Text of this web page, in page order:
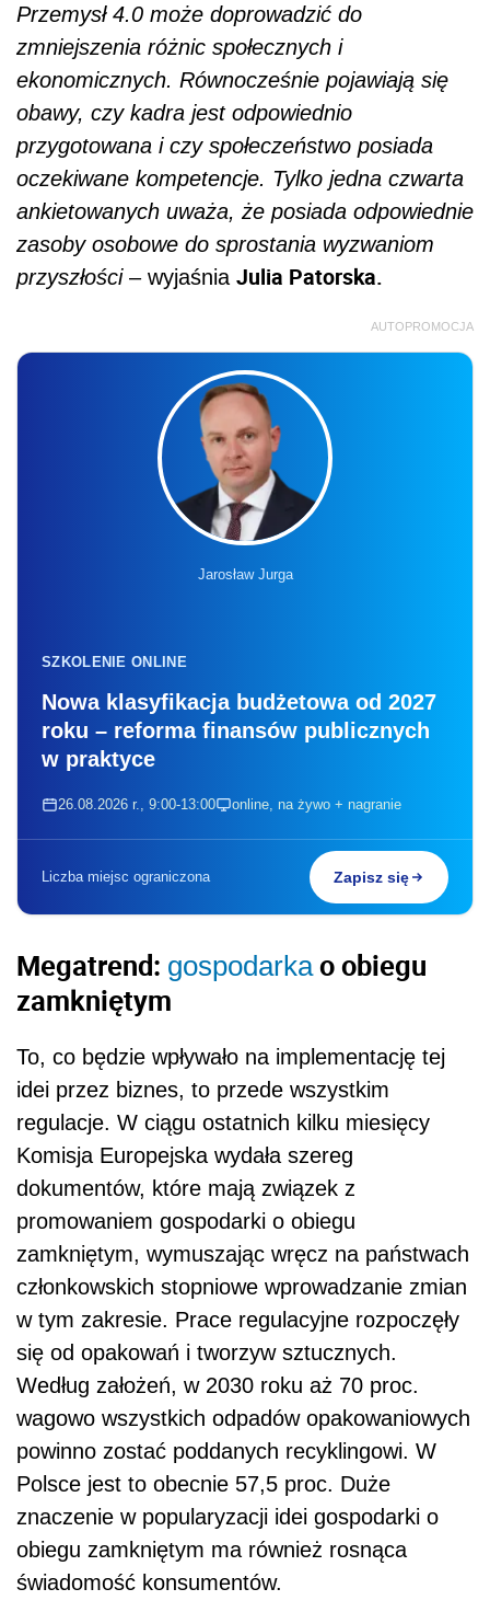
Przemysł 4.0 może doprowadzić do
zmniejszenia różnic społecznych i
ekonomicznych. Równocześnie pojawiają się
obawy, czy kadra jest odpowiednio
przygotowana i czy społeczeństwo posiada
oczekiwane kompetencje. Tylko jedna czwarta
ankietowanych uważa, że posiada odpowiednie
zasoby osobowe do sprostania wyzwaniom
przyszłości – wyjaśnia Julia Patorska.
AUTOPROMOCJA
Jarosław Jurga
SZKOLENIE ONLINE
Nowa klasyfikacja budżetowa od 2027
roku – reforma finansów publicznych
w praktyce
26.08.2026 r., 9:00-13:00 online, na żywo + nagranie
Liczba miejsc ograniczona Zapisz się
Megatrend: gospodarkao obiegu
zamkniętym
To, co będzie wpływało na implementację tej
idei przez biznes, to przede wszystkim
regulacje. W ciągu ostatnich kilku miesięcy
Komisja Europejska wydała szereg
dokumentów, które mają związek z
promowaniem gospodarki o obiegu
zamkniętym, wymuszając wręcz na państwach
członkowskich stopniowe wprowadzanie zmian
w tym zakresie. Prace regulacyjne rozpoczęły
się od opakowań i tworzyw sztucznych.
Według założeń, w 2030 roku aż 70 proc.
wagowo wszystkich odpadów opakowaniowych
powinno zostać poddanych recyklingowi. W
Polsce jest to obecnie 57,5 proc. Duże
znaczenie w popularyzacji idei gospodarki o
obiegu zamkniętym ma również rosnąca
świadomość konsumentów.